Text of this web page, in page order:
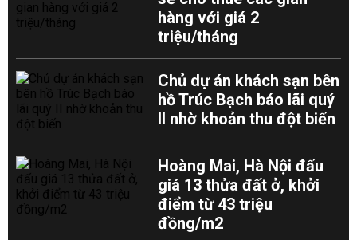
hàng với giá 2
triệu/tháng
Chủ dự án khách sạn bên
hồ Trúc Bạch báo lãi quý
II nhờ khoản thu đột biến
Hoàng Mai, Hà Nội đấu
giá 13 thửa đất ở, khởi
điểm từ 43 triệu
đồng/m2